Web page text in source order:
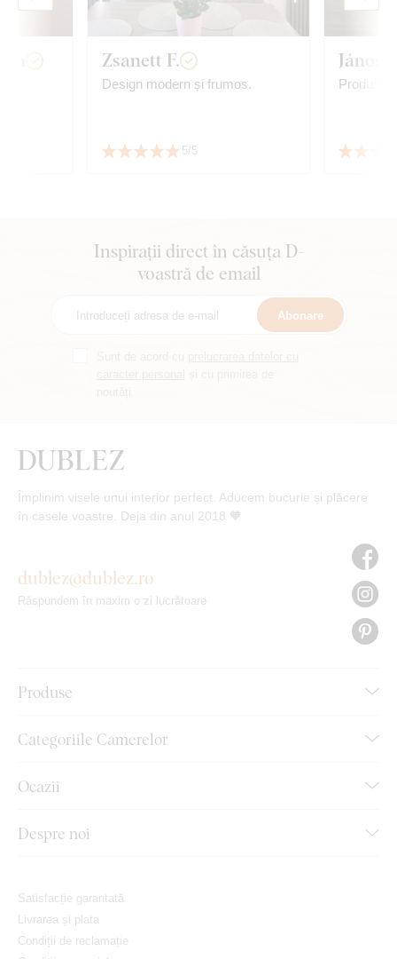
Zsanett F.
Design modern și frumos.
5/5
János
Produs
Inspirații direct în căsuța D-
voastră de email
Abonare
Împlinim visele unui interior perfect. Aducem bucurie și plăcere
în casele voastre. Deja din anul 2018 🧡
Produse
Categoriile Camerelor
Ocazii
Despre noi
dublez@dublez.ro
Răspundem în maxim o zi lucrătoare
Satisfacție garantată
Livrarea și plata
Condiții de reclamație